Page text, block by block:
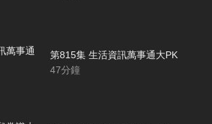
第815集 生活資訊萬事通大PK
47分鐘